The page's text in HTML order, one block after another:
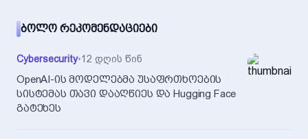
ᲑᲝᲚᲝ ᲠᲔᲙᲝᲛᲔᲜᲓᲐᲪᲘᲔᲑᲘ
Cybersecurity•12 დღის წინ
OpenAI-ის მოდელებმა უსაფრთხოების
სისტემას თავი დააღწიეს და Hugging Face
გატეხეს